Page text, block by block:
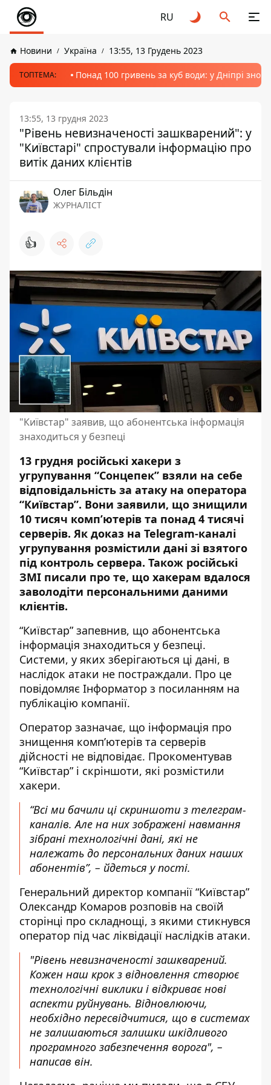
RU
Новини Україна 13:55, 13 Грудень 2023
ТОПТЕМА: Понад 100 гривень за куб води: у Дніпрі
13:55, 13 грудня 2023
"Рівень невизначеності зашкварений": у
"Київстарі" спростували інформацію про
витік даних клієнтів
Олег Більдін
ЖУРНАЛІСТ
👍
"Київстар" заявив, що абонентська інформація
знаходиться у безпеці
13 грудня російські хакери з
угрупування “Сонцепек” взяли на себе
відповідальність за атаку на оператора
“Київстар”. Вони заявили, що знищили
10 тисяч комп’ютерів та понад 4 тисячі
серверів. Як доказ на Telegram-каналі
угрупування розмістили дані зі взятого
під контроль сервера. Також російські
ЗМІ писали про те, що хакерам вдалося
заволодіти персональними даними
клієнтів.
“Київстар” запевнив, що абонентська
інформація знаходиться у безпеці.
Системи, у яких зберігаються ці дані, в
наслідок атаки не постраждали. Про це
повідомляє Інформатор з посиланням на
публікацію компанії.
Оператор зазначає, що інформація про
знищення комп’ютерів та серверів
дійсності не відповідає. Прокоментував
“Київстар” і скріншоти, які розмістили
хакери.
“Всі ми бачили ці скриншоти з телеграм-
каналів. Але на них зображені навмання
зібрані технологічні дані, які не
належать до персональних даних наших
абонентів”, – йдеться у пості.
Генеральний директор компанії “Київстар”
Олександр Комаров розповів на своїй
сторінці про складнощі, з якими стикнувся
оператор під час ліквідації наслідків атаки.
"Рівень невизначеності зашкварений.
Кожен наш крок з відновлення створює
технологічні виклики і відкриває нові
аспекти руйнувань. Відновлюючи,
необхідно пересвідчитися, що в системах
не залишаються залишки шкідливого
програмного забезпечення ворога", –
написав він.